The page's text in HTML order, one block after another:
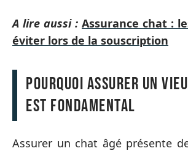
A lire aussi : Assurance chat :
éviter lors de la souscription
Pourquoi assurer un
est fondamental
Assurer un chat âgé présente